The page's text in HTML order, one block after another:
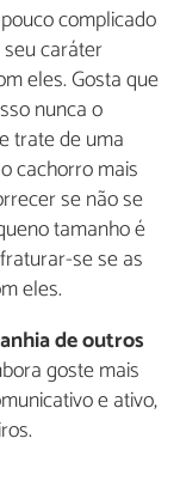
complicado
caráter
eles. Gosta que
nunca o
trate de uma
cachorro mais
se não se
tamanho é
se se as
eles.
de outros
goste mais
e ativo,